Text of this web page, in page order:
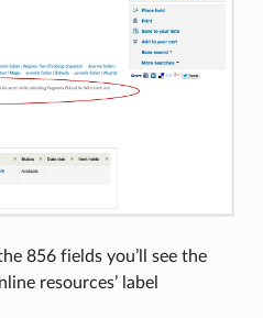
856 fields you’ll see the
resources’ label